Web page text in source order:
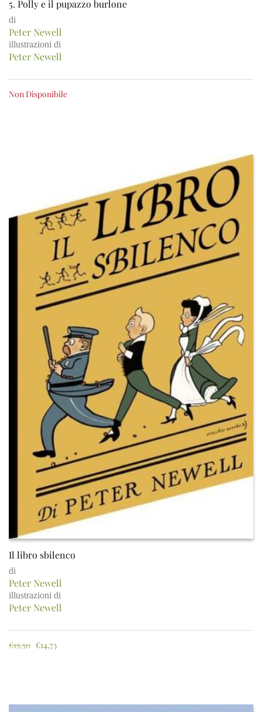
5. Polly e il pupazzo burlone
di
Peter Newell
illustrazioni di
Peter Newell
Non Disponibile
Il libro sbilenco
di
Peter Newell
illustrazioni di
Peter Newell
€15,50 €14,73